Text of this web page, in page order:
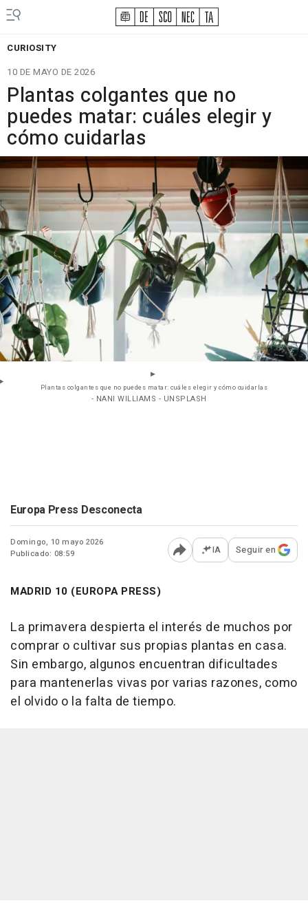
CURIOSITY
10 DE MAYO DE 2026
Plantas colgantes que no
puedes matar: cuáles elegir y
cómo cuidarlas
Plantas colgantes que no puedes matar: cuáles elegir y cómo cuidarlas
- NANI WILLIAMS - UNSPLASH
Europa Press Desconecta
Domingo, 10 mayo 2026
Publicado: 08:59
Abrir opciones para
IA Seguir en
MADRID 10 (EUROPA PRESS)
La primavera despierta el interés de muchos por
comprar o cultivar sus propias plantas en casa.
Sin embargo, algunos encuentran dificultades
para mantenerlas vivas por varias razones, como
el olvido o la falta de tiempo.